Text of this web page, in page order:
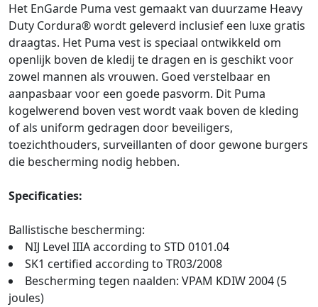
Het EnGarde Puma vest gemaakt van duurzame Heavy
Duty Cordura® wordt geleverd inclusief een luxe gratis
draagtas. Het Puma vest is speciaal ontwikkeld om
openlijk boven de kledij te dragen en is geschikt voor
zowel mannen als vrouwen. Goed verstelbaar en
aanpasbaar voor een goede pasvorm. Dit Puma
kogelwerend boven vest wordt vaak boven de kleding
of als uniform gedragen door beveiligers,
toezichthouders, surveillanten of door gewone burgers
die bescherming nodig hebben.
Specificaties:
Ballistische bescherming:
NIJ Level IIIA according to STD 0101.04
SK1 certified according to TR03/2008
Bescherming tegen naalden: VPAM KDIW 2004 (5
joules)